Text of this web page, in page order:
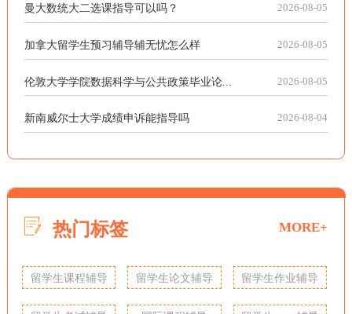
曼大数统大二选课指导可以吗？ 2026-08-05
加拿大留学生预习辅导辅无忧怎么样 2026-08-05
伦敦大学学院数据科学与公共政策毕业论... 2026-08-05
新南威尔士大学成绩申诉能指导吗 2026-08-04
热门标签 MORE+
留学生课程辅导 留学生论文辅导 留学生作业辅导